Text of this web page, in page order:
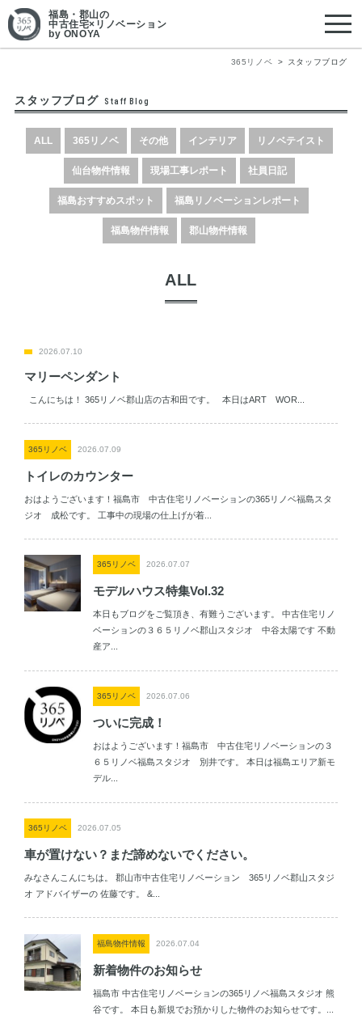
福島・郡山の
中古住宅×リノベーション
by ONOYA
365リノベ スタッフブログ
スタッフブログ Staff Blog
ALL 365リノベ その他 インテリア リノベテイスト
仙台物件情報 現場工事レポート 社員日記
福島おすすめスポット 福島リノベーションレポート
福島物件情報 郡山物件情報
ALL
2026.07.10
マリーペンダント
こんにちは！ 365リノベ郡山店の古和田です。 本日はART WOR...
365リノベ 2026.07.09
トイレのカウンター
おはようございます！福島市 中古住宅リノベーションの365リノベ福島スタ
ジオ 成松です。 工事中の現場の仕上げが着...
365リノベ 2026.07.07
モデルハウス特集Vol.32
本日もブログをご覧頂き、有難うございます。 中古住宅リノ
ベーションの３６５リノベ郡山スタジオ 中谷太陽です 不動
産ア...
365リノベ 2026.07.06
ついに完成！
おはようございます！福島市 中古住宅リノベーションの３
６５リノベ福島スタジオ 別井です。 本日は福島エリア新モ
デル...
365リノベ 2026.07.05
車が置けない？まだ諦めないでください。
みなさんこんにちは。 郡山市中古住宅リノベーション 365リノベ郡山スタジ
オ アドバイザーの 佐藤です。 &...
福島物件情報 2026.07.04
新着物件のお知らせ
福島市 中古住宅リノベーションの365リノベ福島スタジオ 熊
谷です。 本日も新規でお預かりした物件のお知らせです。...